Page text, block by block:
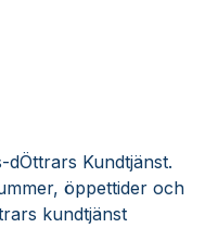
Kundtjänst.
öppettider och
kundtjänst